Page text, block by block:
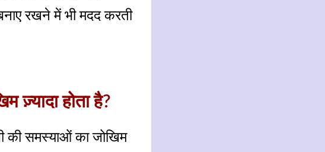
रखने में भी मदद करती
ज़्यादा होता है?
की समस्याओं का जोखिम